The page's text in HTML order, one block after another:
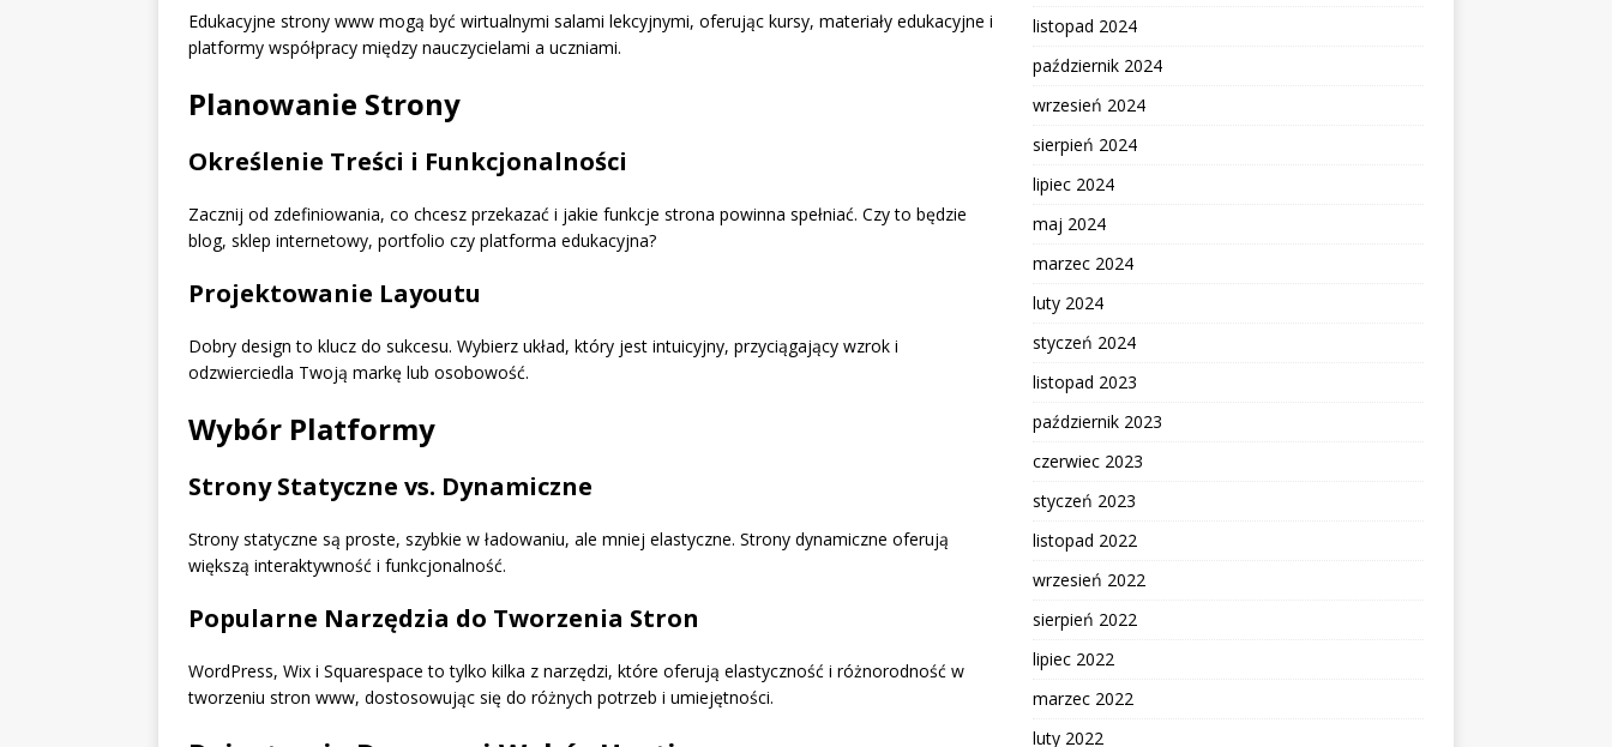
Edukacyjne strony www mogą być wirtualnymi salami lekcyjnymi, oferując kursy, materiały edukacyjne i
platformy współpracy między nauczycielami a uczniami.
Planowanie Strony
Określenie Treści i Funkcjonalności
Zacznij od zdefiniowania, co chcesz przekazać i jakie funkcje strona powinna spełniać. Czy to będzie
blog, sklep internetowy, portfolio czy platforma edukacyjna?
Projektowanie Layoutu
Dobry design to klucz do sukcesu. Wybierz układ, który jest intuicyjny, przyciągający wzrok i
odzwierciedla Twoją markę lub osobowość.
Wybór Platformy
Strony Statyczne vs. Dynamiczne
Strony statyczne są proste, szybkie w ładowaniu, ale mniej elastyczne. Strony dynamiczne oferują
większą interaktywność i funkcjonalność.
Popularne Narzędzia do Tworzenia Stron
WordPress, Wix i Squarespace to tylko kilka z narzędzi, które oferują elastyczność i różnorodność w
tworzeniu stron www, dostosowując się do różnych potrzeb i umiejętności.
listopad 2024
październik 2024
wrzesień 2024
sierpień 2024
lipiec 2024
maj 2024
marzec 2024
luty 2024
styczeń 2024
listopad 2023
październik 2023
czerwiec 2023
styczeń 2023
listopad 2022
wrzesień 2022
sierpień 2022
lipiec 2022
marzec 2022
luty 2022